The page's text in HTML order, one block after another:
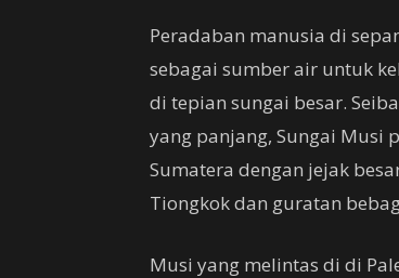
Peradaban manusia di
sebagai sumber air untuk
di tepian sungai besar.
yang panjang, Sungai Musi
Sumatera dengan jejak
Tiongkok dan guratan
Musi yang melintas di di